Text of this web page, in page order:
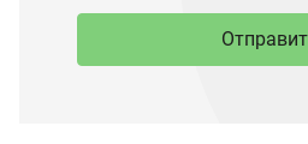
Запчасти Камаз
Спецпредложения